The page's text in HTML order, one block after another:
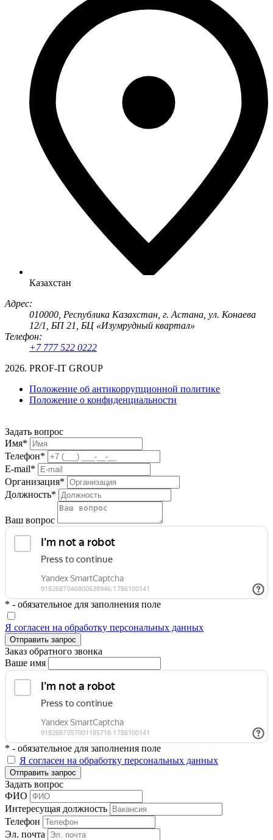
Казахстан
Адрес:
010000, Республика Казахстан, г. Астана, ул. Конаева
12/1, БП 21, БЦ «Изумрудный квартал»
Телефон:
+7 777 522 0222
2026. PROF-IT GROUP
Положение об антикоррупционной политике
Положение о конфиденциальности
Задать вопрос
Имя*
Телефон*
E-mail*
Организация*
Должность*
Ваш вопрос
* - обязательное для заполнения поле
Я согласен на обработку персональных данных
Отправить запрос
Заказ обратного звонка
Ваше имя
* - обязательное для заполнения поле
Я согласен на обработку персональных данных
Отправить запрос
Задать вопрос
ФИО
Интересущая должность
Телефон
Эл. почта